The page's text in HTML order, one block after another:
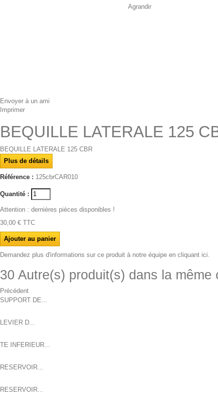
Agrandir
Envoyer à un ami
Imprimer
BEQUILLE LATERALE 125
BEQUILLE LATERALE 125 CBR
Plus de détails
Référence : 125cbrCAR010
Quantité :
Attention : dernières pièces disponibles !
30,00 € TTC
Demandez plus d'informations sur ce produit à notre équipe en cliquant ici.
30 Autre(s) produit(s) dans la même
Précédent
SUPPORT DE...
LEVIER D...
TE INFERIEUR...
RESERVOIR...
RESERVOIR...